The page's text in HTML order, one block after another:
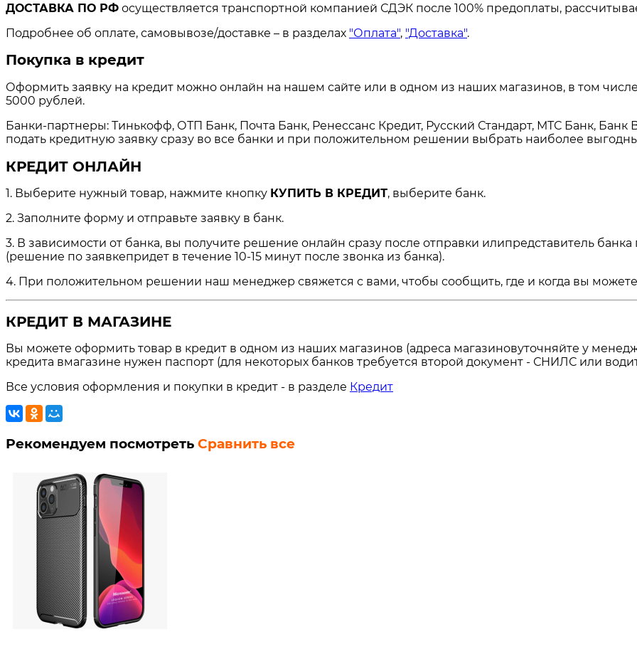
ДОСТАВКА ПО РФ осуществляется транспортной компанией СДЭК после 100% предоплаты,
Подробнее об оплате, самовывозе/доставке – в разделах "Оплата", "Доставка".
Покупка в кредит
Оформить заявку на кредит можно онлайн на нашем сайте или в одном из наших магазинов, в том
5000 рублей.
Банки-партнеры: Тинькофф, ОТП Банк, Почта Банк, Ренессанс Кредит, Русский Стандарт, МТС Банк,
подать кредитную заявку сразу во все банки и при положительном решении выбрать наиболее
КРЕДИТ ОНЛАЙН
1. Выберите нужный товар, нажмите кнопку КУПИТЬ В КРЕДИТ, выберите банк.
2. Заполните форму и отправьте заявку в банк.
3. В зависимости от банка, вы получите решение онлайн сразу после отправки илипредставитель
(решение по заявкепридет в течение 10-15 минут после звонка из банка).
4. При положительном решении наш менеджер свяжется с вами, чтобы сообщить, где и когда вы можете
КРЕДИТ В МАГАЗИНЕ
Вы можете оформить товар в кредит в одном из наших магазинов (адреса магазиновуточняйте у
кредита вмагазине нужен паспорт (для некоторых банков требуется второй документ - СНИЛС или
Все условия оформления и покупки в кредит - в разделе Кредит
Рекомендуем посмотреть Сравнить все